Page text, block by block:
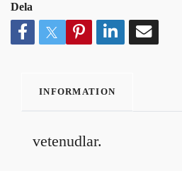
Dela
INFORMATION
vetenudlar.